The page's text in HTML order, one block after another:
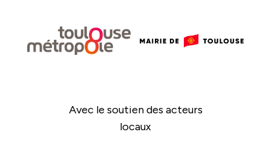
Avec le soutien des acteurs
locaux